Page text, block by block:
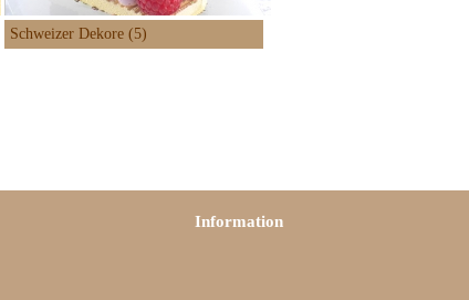
Schweizer Dekore (5)
Information